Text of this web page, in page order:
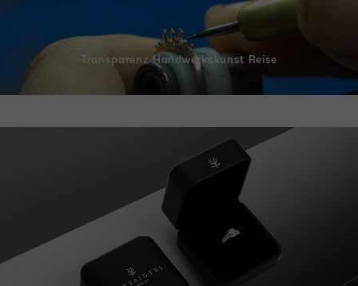
Transparenz Handwerkskunst Reise